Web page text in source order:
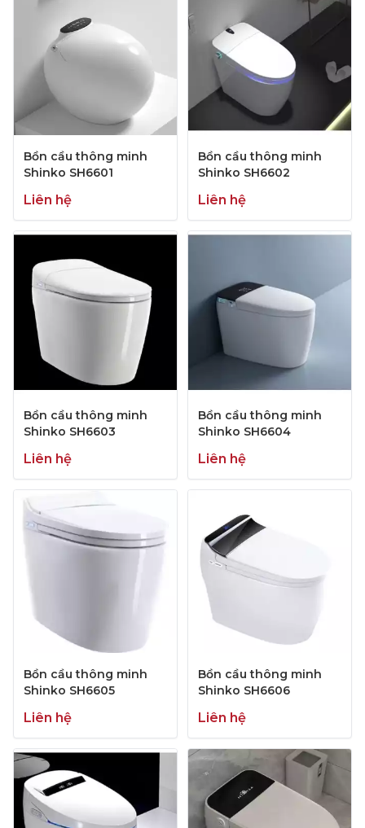
Bồn cầu thông minh
Shinko SH6601
Liên hệ
Bồn cầu thông minh
Shinko SH6602
Liên hệ
Bồn cầu thông minh
Shinko SH6603
Liên hệ
Bồn cầu thông minh
Shinko SH6604
Liên hệ
Bồn cầu thông minh
Shinko SH6605
Liên hệ
Bồn cầu thông minh
Shinko SH6606
Liên hệ